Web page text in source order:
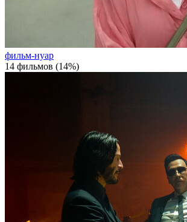
фильм-нуар
14 фильмов (14%)